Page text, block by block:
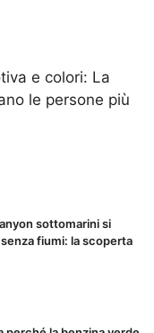
e colori: La
le persone più
sottomarini si
fiumi: la scoperta